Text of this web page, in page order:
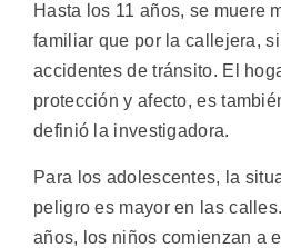
Hasta los 11 años, se muere
familiar que por la callejera,
accidentes de tránsito. El
protección y afecto, es
definió la investigadora.
Para los adolescentes, la
peligro es mayor en las
años, los niños comienzan a